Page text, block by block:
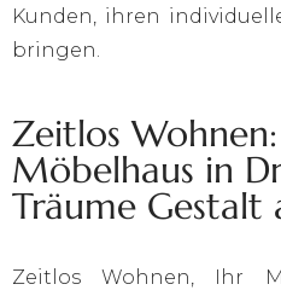
Kunden, ihren
bringen.
Zeitlos
Möbelhaus in
Träume Gestalt
Zeitlos Wohnen, Ihr